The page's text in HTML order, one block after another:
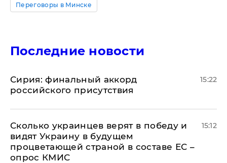
Переговоры в Минске
Последние новости
​Сирия: финальный аккорд
российского присутствия
15:22
Сколько украинцев верят в победу и
видят Украину в будущем
процветающей страной в составе ЕС –
опрос КМИС
15:12